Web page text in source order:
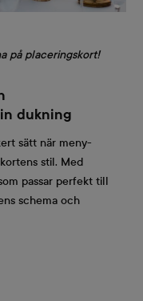
på placeringskort!
dukning
sätt när meny-
stil. Med
passar perfekt till
schema och